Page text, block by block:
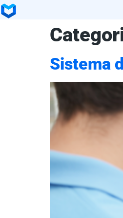
Sistema